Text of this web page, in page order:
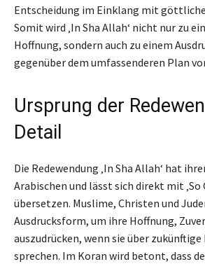
Entscheidung im Einklang mit
Somit wird ‚In Sha Allah‘ nicht nur zu
Hoffnung, sondern auch zu einem
gegenüber dem umfassenderen Plan
Ursprung der
Detail
Die Redewendung ‚In Sha Allah‘ hat
Arabischen und lässt sich direkt mit ‚So
übersetzen. Muslime, Christen und
Ausdrucksform, um ihre Hoffnung,
auszudrücken, wenn sie über zukünftige
sprechen. Im Koran wird betont, dass